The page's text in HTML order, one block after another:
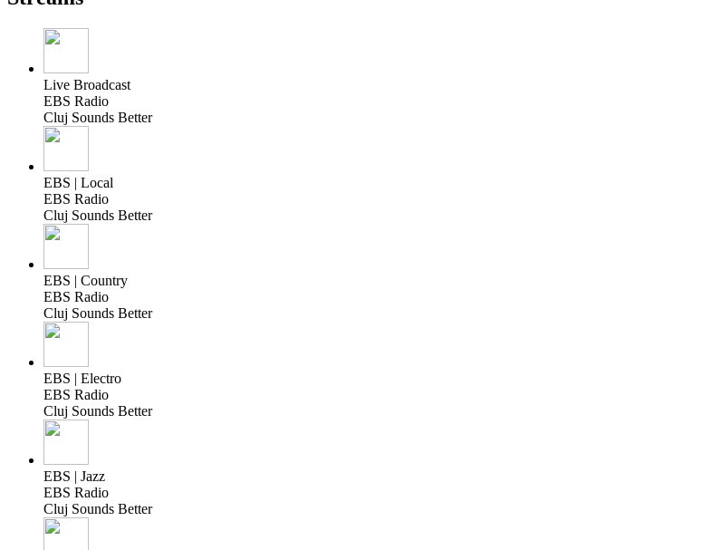
Live Broadcast
EBS Radio
Cluj Sounds Better
EBS | Local
EBS Radio
Cluj Sounds Better
EBS | Country
EBS Radio
Cluj Sounds Better
EBS | Electro
EBS Radio
Cluj Sounds Better
EBS | Jazz
EBS Radio
Cluj Sounds Better